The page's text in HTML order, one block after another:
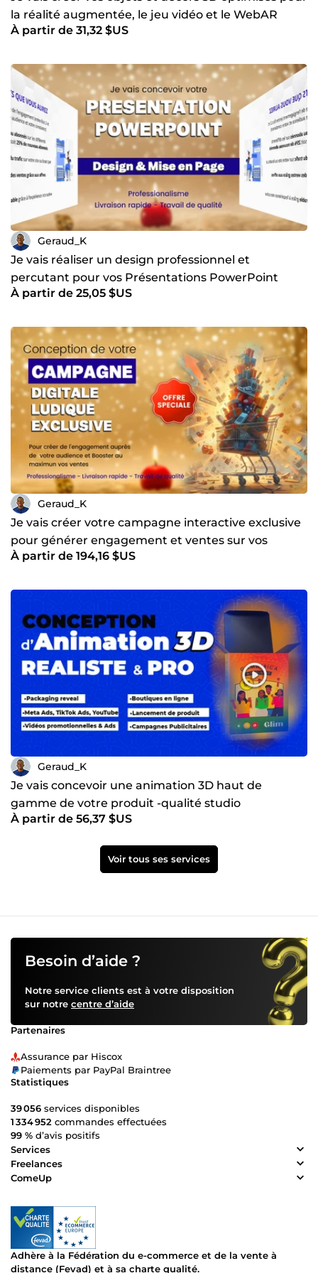
la réalité augmentée, le jeu vidéo et le WebAR
À partir de 31,32 $US
Geraud_K
Je vais réaliser un design professionnel et
percutant pour vos Présentations PowerPoint
avec Canva
À partir de 25,05 $US
Geraud_K
Je vais créer votre campagne interactive exclusive
pour générer engagement et ventes sur vos
pages/boutiques
À partir de 194,16 $US
Geraud_K
Je vais concevoir une animation 3D haut de
gamme de votre produit -qualité studio
À partir de 56,37 $US
Voir tous ses services
Besoin d’aide ?
Notre service clients est à votre disposition
sur notre centre d’aide
Partenaires
Assurance par Hiscox
Paiements par PayPal Braintree
Statistiques
39 056 services disponibles
1 334 952 commandes effectuées
99 % d’avis positifs
Services
Freelances
ComeUp
Adhère à la Fédération du e-commerce et de la vente à
distance (Fevad) et à sa charte qualité.